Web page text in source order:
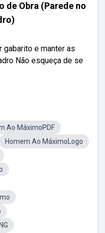
de Obra (Parede no
gabarito e manter as
Não esqueça de se
Ao MáximoPDF
Homem Ao MáximoLogo